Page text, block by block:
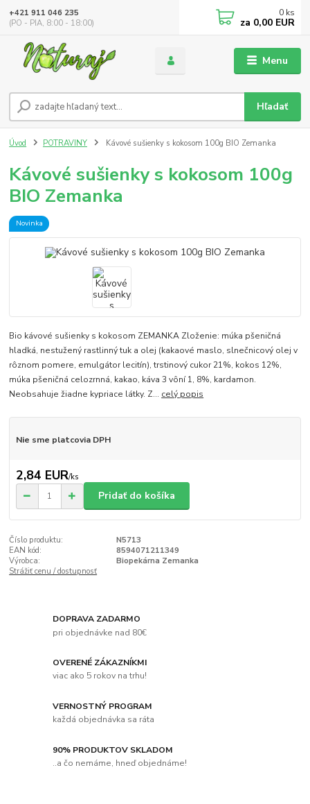
Menu
Hľadať
+421 911 046 235
(PO - PIA, 8:00 - 18:00)
0 ks
za 0,00 EUR
Úvod POTRAVINY Kávové sušienky s kokosom 100g BIO Zemanka
Kávové sušienky s kokosom 100g
BIO Zemanka
Novinka
Bio kávové sušienky s kokosom ZEMANKA Zloženie: múka pšeničná
hladká, nestužený rastlinný tuk a olej (kakaové maslo, slnečnicový olej v
rôznom pomere, emulgátor lecitín), trstinový cukor 21%, kokos 12%,
múka pšeničná celozrnná, kakao, káva 3 vôní 1, 8%, kardamon.
Neobsahuje žiadne kypriace látky. Z... celý popis
Nie sme platcovia DPH
2,84 EUR/ks
Pridať do košíka
Číslo produktu:
N5713
EAN kód:
8594071211349
Výrobca:
Biopekárna Zemanka
Strážiť cenu / dostupnosť
DOPRAVA ZADARMO
pri objednávke nad 80€
OVERENÉ ZÁKAZNÍKMI
viac ako 5 rokov na trhu!
VERNOSTNÝ PROGRAM
každá objednávka sa ráta
90% PRODUKTOV SKLADOM
..a čo nemáme, hneď objednáme!